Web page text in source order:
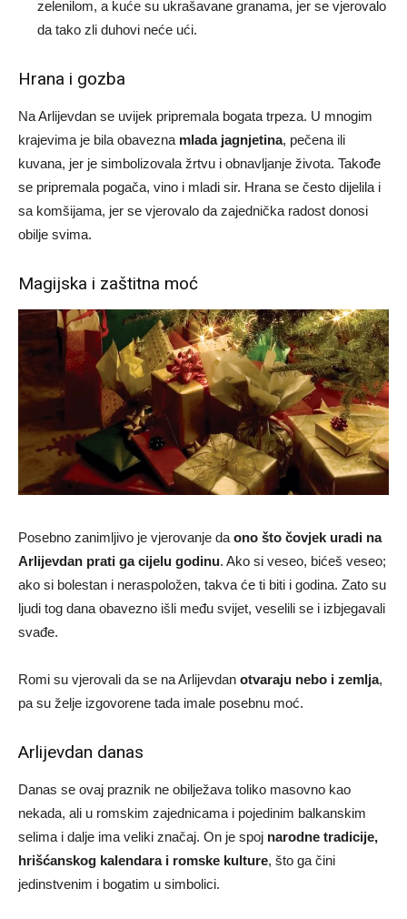
zelenilom, a kuće su ukrašavane granama, jer se vjerovalo
da tako zli duhovi neće ući.
Hrana i gozba
Na Arlijevdan se uvijek pripremala bogata trpeza. U mnogim
krajevima je bila obavezna mlada jagnjetina, pečena ili
kuvana, jer je simbolizovala žrtvu i obnavljanje života. Takođe
se pripremala pogača, vino i mladi sir. Hrana se često dijelila i
sa komšijama, jer se vjerovalo da zajednička radost donosi
obilje svima.
Magijska i zaštitna moć
Posebno zanimljivo je vjerovanje da ono što čovjek uradi na
Arlijevdan prati ga cijelu godinu. Ako si veseo, bićeš veseo;
ako si bolestan i neraspoložen, takva će ti biti i godina. Zato su
ljudi tog dana obavezno išli među svijet, veselili se i izbjegavali
svađe.
Romi su vjerovali da se na Arlijevdan otvaraju nebo i zemlja,
pa su želje izgovorene tada imale posebnu moć.
Arlijevdan danas
Danas se ovaj praznik ne obilježava toliko masovno kao
nekada, ali u romskim zajednicama i pojedinim balkanskim
selima i dalje ima veliki značaj. On je spoj narodne tradicije,
hrišćanskog kalendara i romske kulture, što ga čini
jedinstvenim i bogatim u simbolici.